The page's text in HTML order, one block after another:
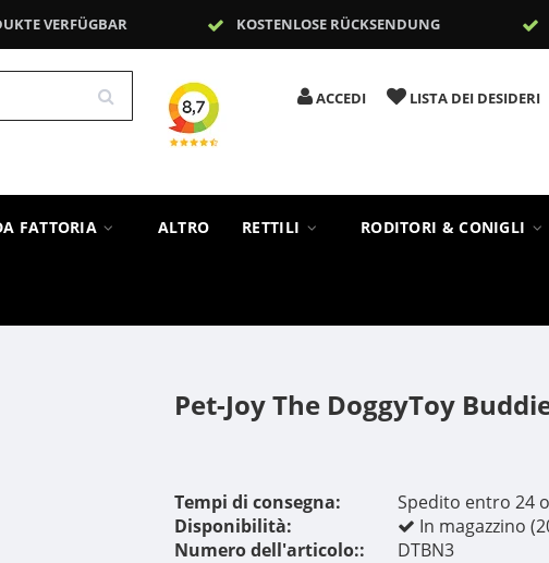
VERFÜGBAR KOSTENLOSE RÜCKSENDUNG
ACCEDI LISTA DEI DESIDERI
FATTORIA ALTRO RETTILI RODITORI & CONIGLI
Pet-Joy The DoggyToy
Tempi di consegna:
Spedito entro 24
Disponibilità:
In magazzino
Numero dell'articolo::
DTBN3